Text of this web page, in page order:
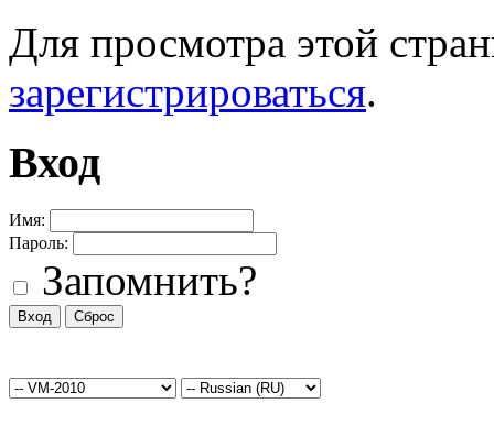
Для просмотра этой
зарегистрироваться.
Вход
Имя:
Пароль:
Запомнить?